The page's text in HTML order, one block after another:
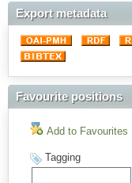
Export metadata
Favourite positions
Add to Favourites
Tagging